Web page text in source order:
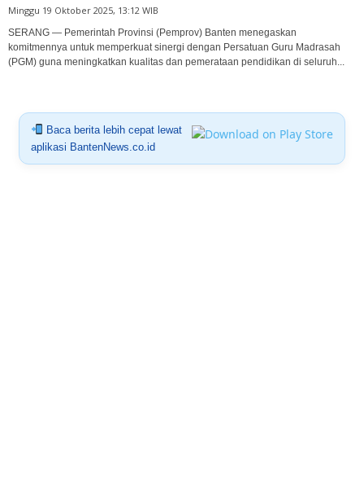
Minggu 19 Oktober 2025, 13:12 WIB
SERANG — Pemerintah Provinsi (Pemprov) Banten menegaskan
komitmennya untuk memperkuat sinergi dengan Persatuan Guru Madrasah
(PGM) guna meningkatkan kualitas dan pemerataan pendidikan di seluruh...
Baca berita lebih cepat lewat
aplikasi BantenNews.co.id